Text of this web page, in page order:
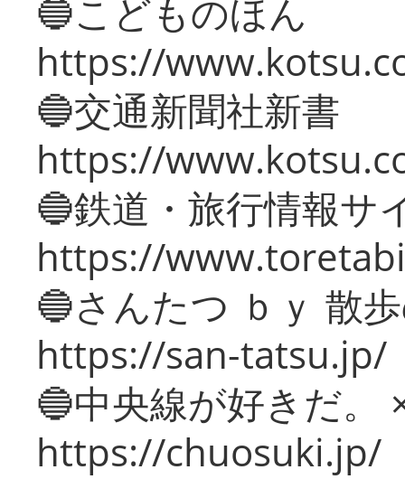
🔵こどものほん
https://
🔵交通新聞社新書
https://
🔵鉄道・旅行情報サ
https://
🔵さんたつ ｂｙ 散
https://san-tatsu.jp/
🔵中央線が好きだ。
https://chuosuki.jp/